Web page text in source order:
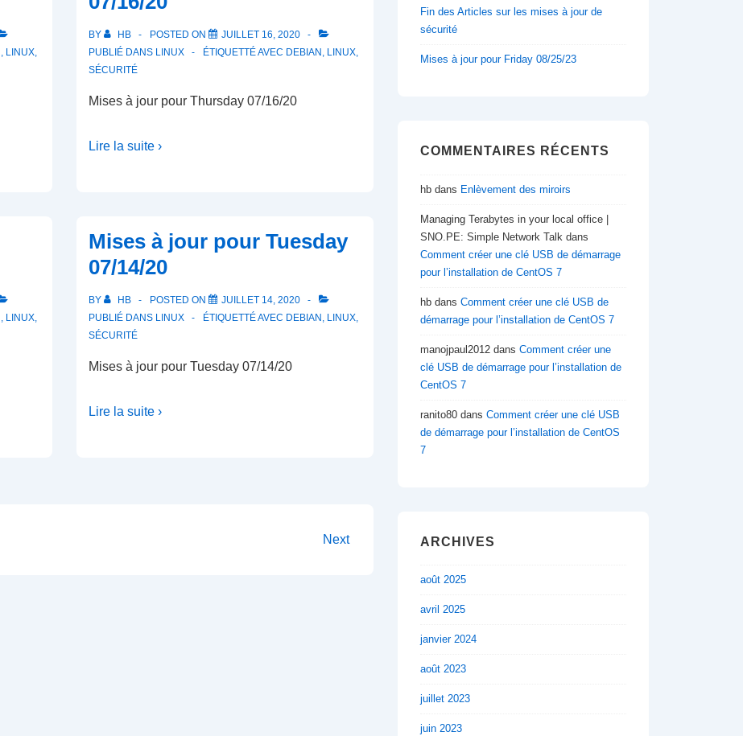
, LINUX,
BY HB POSTED ON
JUILLET 16, 2020
PUBLIÉ DANS LINUX ÉTIQUETTÉ AVEC DEBIAN , LINUX,
SÉCURITÉ
Mises à jour pour Thursday 07/16/20
Lire la suite ›
, LINUX,
Mises à jour pour Tuesday
07/14/20
BY HB POSTED ON
JUILLET 14, 2020
PUBLIÉ DANS LINUX ÉTIQUETTÉ AVEC DEBIAN , LINUX,
SÉCURITÉ
Mises à jour pour Tuesday 07/14/20
Lire la suite ›
Next
Fin des Articles sur les mises à jour de
sécurité
Mises à jour pour Friday 08/25/23
COMMENTAIRES RÉCENTS
hb dans Enlèvement des miroirs
Managing Terabytes in your local office |
SNO.PE: Simple Network Talk dans
Comment créer une clé USB de démarrage
pour l’installation de CentOS 7
hb dans Comment créer une clé USB de
démarrage pour l’installation de CentOS 7
manojpaul2012 dans Comment créer une
clé USB de démarrage pour l’installation de
CentOS 7
ranito80 dans Comment créer une clé USB
de démarrage pour l’installation de CentOS
7
ARCHIVES
août 2025
avril 2025
janvier 2024
août 2023
juillet 2023
juin 2023